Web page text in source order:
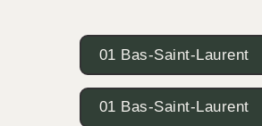
01 Bas-Saint-Laurent
01 Bas-Saint-Laurent